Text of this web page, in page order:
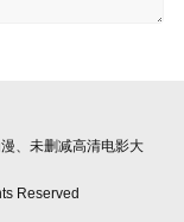
、未删减高清电影大
Reserved